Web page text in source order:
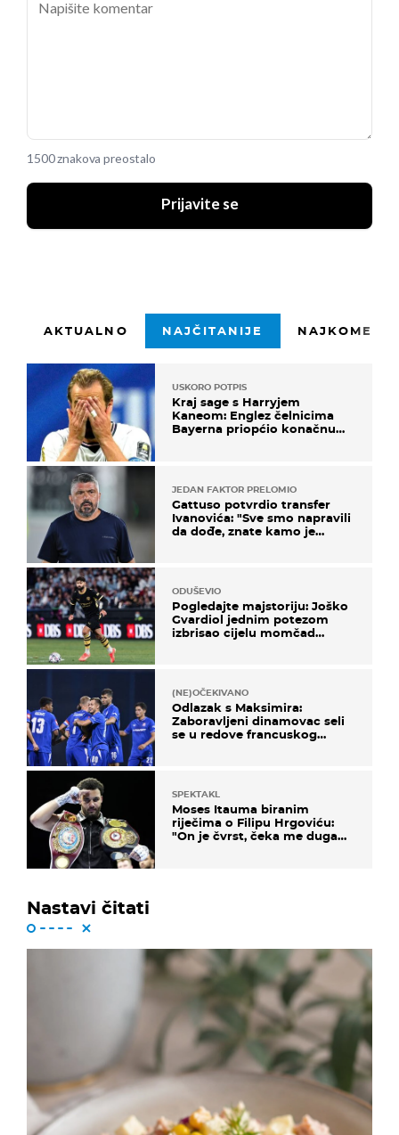
1500 znakova preostalo
Prijavite se
AKTUALNO NAJČITANIJE
USKORO POTPIS
Kraj sage s Harryjem
Kaneom: Englez čelnicima
Bayerna priopćio konačnu
JEDAN FAKTOR PRELOMIO
Gattuso potvrdio transfer
Ivanovića: "Sve smo napravili
da dođe, znate kamo je
ODUŠEVIO
Pogledajte majstoriju: Joško
Gvardiol jednim potezom
izbrisao cijelu momčad
(NE)OČEKIVANO
Odlazak s Maksimira:
Zaboravljeni dinamovac seli
se u redove francuskog
SPEKTAKL
Moses Itauma biranim
riječima o Filipu Hrgoviću:
"On je čvrst, čeka me duga
Nastavi čitati